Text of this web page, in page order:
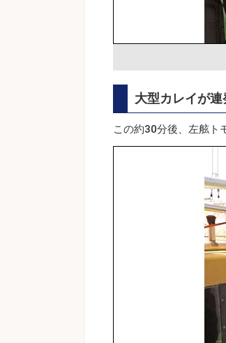
大型カレイが連
この約30分後、左舷ト